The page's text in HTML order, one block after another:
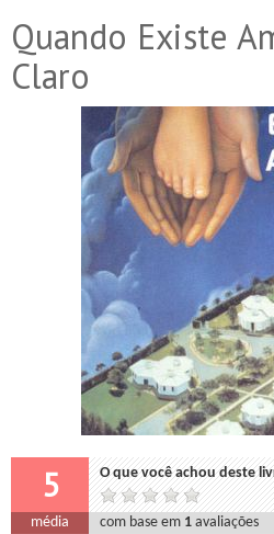
Quando Existe
Claro
5 O que você achou deste
média com base em 1 avaliações